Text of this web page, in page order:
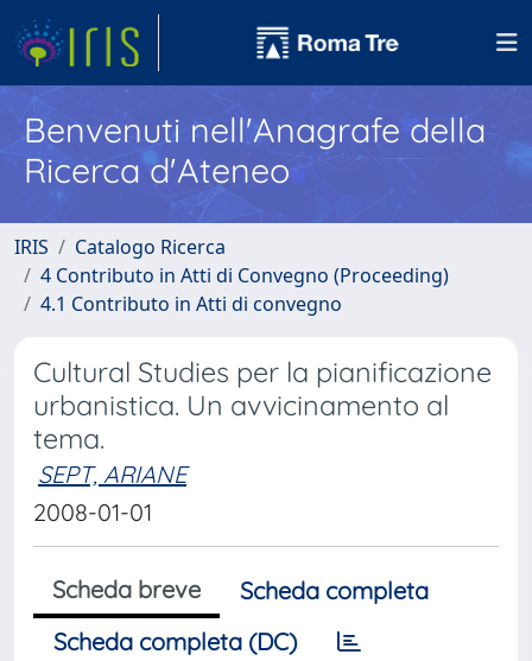
Benvenuti nell'Anagrafe della
Ricerca d'Ateneo
IRIS
Catalogo Ricerca
4 Contributo in Atti di Convegno (Proceeding)
4.1 Contributo in Atti di convegno
Cultural Studies per la pianificazione
urbanistica. Un avvicinamento al
tema.
SEPT, ARIANE
2008-01-01
Scheda breve
Scheda completa
Scheda completa (DC)